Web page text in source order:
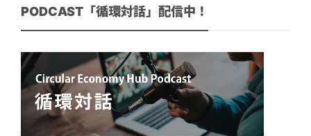
PODCAST「循環対話」配信中！